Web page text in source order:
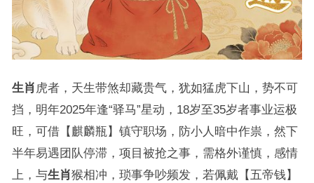
生肖 虎者，天生带煞却藏贵气，犹如猛虎下山，势不可
挡，明年2025年逢“驿马”星动，18岁至35岁者事业运极
旺，可借【麒麟瓶】镇守职场，防小人暗中作祟，然下
半年易遇团队停滞，项目被抢之事，需格外谨慎，感情
上，与生肖猴相冲，琐事争吵频发，若佩戴【五帝钱】